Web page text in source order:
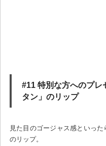
#11 特別な方へのプレ
タン」のリップ
見た目のゴージャス感といった
のリップ。